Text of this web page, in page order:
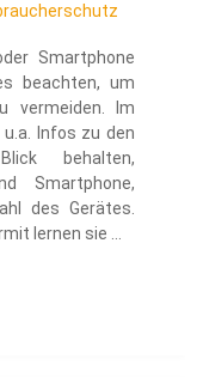
Smartphone
beachten, um
vermeiden. Im
Infos zu den
behalten,
Smartphone,
des Gerätes.
lernen sie …